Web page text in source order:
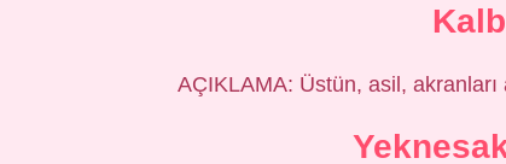
AÇIKLAMA: Üstün, asil, akranları